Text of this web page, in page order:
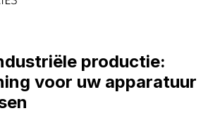
productie:
voor uw apparatuur